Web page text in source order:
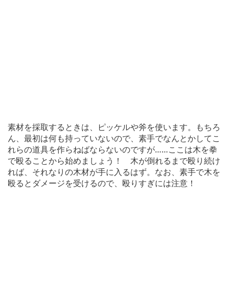
素材を採取するときは、ピッケルや斧を使います。もちろ
ん、最初は何も持っていないので、素手でなんとかしてこ
れらの道具を作らねばならないのですが……ここは木を拳
で殴ることから始めましょう！ 木が倒れるまで殴り続け
れば、それなりの木材が手に入るはず。なお、素手で木を
殴るとダメージを受けるので、殴りすぎには注意！